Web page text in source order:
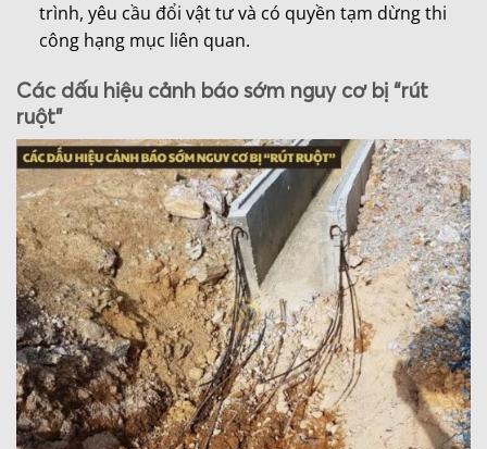
trình, yêu cầu đổi vật tư và có quyền tạm dừng thi
công hạng mục liên quan.
Các dấu hiệu cảnh báo sớm nguy cơ bị “rút
ruột”